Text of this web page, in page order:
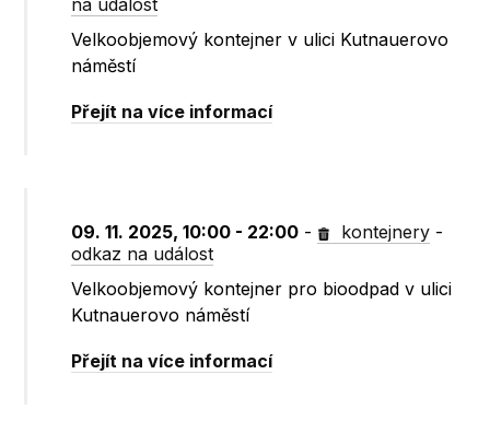
na událost
Velkoobjemový kontejner v ulici Kutnauerovo
náměstí
Přejít na více informací
09. 11. 2025, 10:00 - 22:00 - kontejnery -
odkaz na událost
Velkoobjemový kontejner pro bioodpad v ulici
Kutnauerovo náměstí
Přejít na více informací